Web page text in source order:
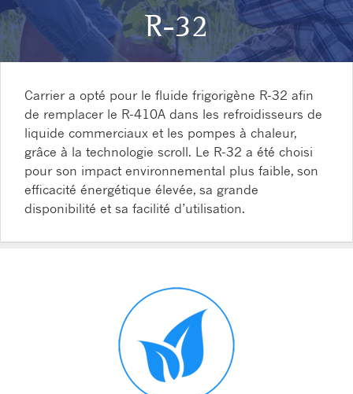
R-32
Carrier a opté pour le fluide frigorigène R-32 afin
de remplacer le R-410A dans les refroidisseurs de
liquide commerciaux et les pompes à chaleur,
grâce à la technologie scroll. Le R-32 a été choisi
pour son impact environnemental plus faible, son
efficacité énergétique élevée, sa grande
disponibilité et sa facilité d’utilisation.